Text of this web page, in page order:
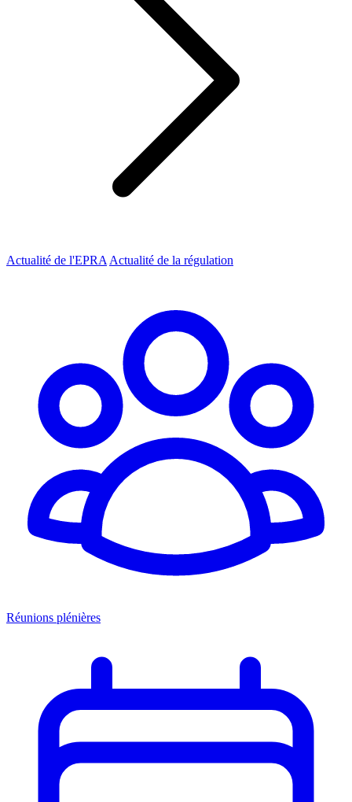
Actualité de l'EPRA Actualité de la régulation
Réunions plénières